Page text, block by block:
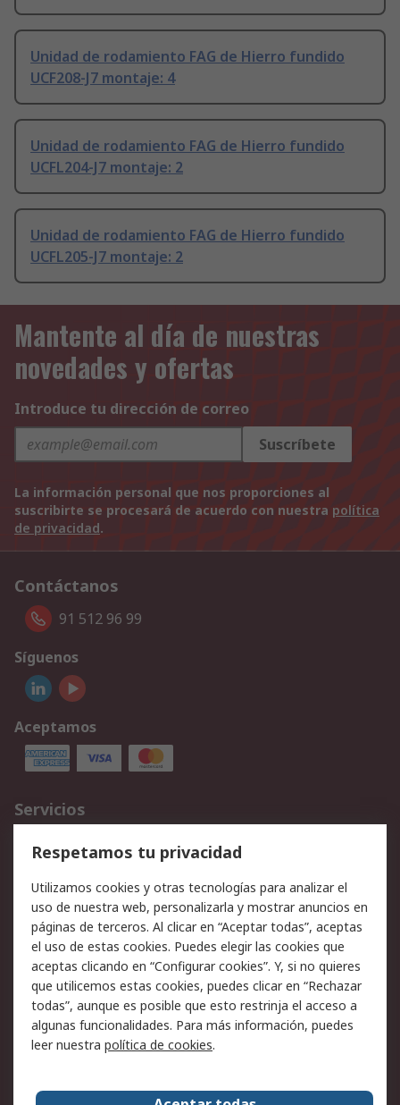
Unidad de rodamiento FAG de Hierro fundido
UCF208-J7 montaje: 4
Unidad de rodamiento FAG de Hierro fundido
UCFL204-J7 montaje: 2
Unidad de rodamiento FAG de Hierro fundido
UCFL205-J7 montaje: 2
Mantente al día de nuestras
novedades y ofertas
Introduce tu dirección de correo
Suscríbete
La información personal que nos proporciones al
suscribirte se procesará de acuerdo con nuestra política
de privacidad.
Contáctanos
91 512 96 99
Síguenos
Aceptamos
Servicios
Cómo realizar pedidos
Devoluciones
Facturación y pago
Ofertas
Soporte técnico
Legal
Aviso legal
Política de privacidad -
Actualizada
Política sobre cookies
Seguridad de emails
Certificaciones de
Condiciones de venta
Respetamos tu privacidad
Utilizamos cookies y otras tecnologías para analizar el
uso de nuestra web, personalizarla y mostrar anuncios en
páginas de terceros. Al clicar en “Aceptar todas”, aceptas
el uso de estas cookies. Puedes elegir las cookies que
aceptas clicando en “Configurar cookies”. Y, si no quieres
que utilicemos estas cookies, puedes clicar en “Rechazar
todas”, aunque es posible que esto restrinja el acceso a
algunas funcionalidades. Para más información, puedes
leer nuestra política de cookies.